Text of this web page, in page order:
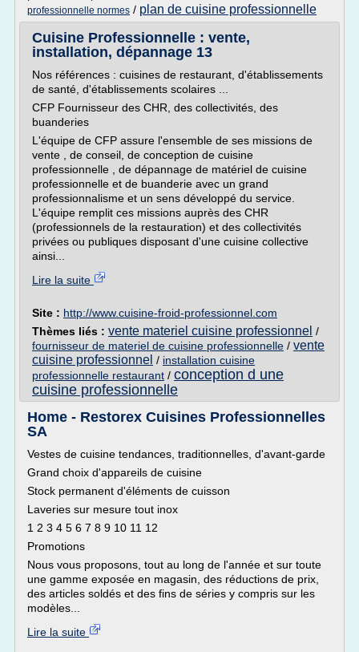
professionnelle normes / plan de cuisine professionnelle
Cuisine Professionnelle : vente,
installation, dépannage 13
Nos références : cuisines de restaurant, d'établissements
de santé, d'établissements scolaires ...
CFP Fournisseur des CHR, des collectivités, des
buanderies
L'équipe de CFP assure l'ensemble de ses missions de
vente , de conseil, de conception de cuisine
professionnelle , de dépannage de matériel de cuisine
professionnelle et de buanderie avec un grand
professionnalisme et un sens développé du service.
L'équipe remplit ces missions auprès des CHR
(professionnels de la restauration) et des collectivités
privées ou publiques disposant d'une cuisine collective
ainsi...
Lire la suite
Site : http://www.cuisine-froid-professionnel.com
Thèmes liés : vente materiel cuisine professionnel /
fournisseur de materiel de cuisine professionnelle / vente
cuisine professionnel / installation cuisine
professionnelle restaurant / conception d une
cuisine professionnelle
Home - Restorex Cuisines Professionnelles
SA
Vestes de cuisine tendances, traditionnelles, d'avant-garde
Grand choix d'appareils de cuisine
Stock permanent d'éléments de cuisson
Laveries sur mesure tout inox
1 2 3 4 5 6 7 8 9 10 11 12
Promotions
Nous vous proposons, tout au long de l'année et sur toute
une gamme exposée en magasin, des réductions de prix,
des articles soldés et des fins de séries y compris sur les
modèles...
Lire la suite